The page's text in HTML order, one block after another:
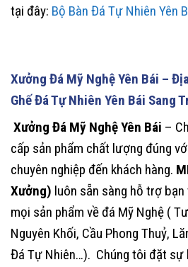
tại đây: Bộ Bàn Đá Tự Nhiên Yên
Xưởng Đá Mỹ Nghệ Yên Bái –
Ghế Đá Tự Nhiên Yên Bái Sang
Xưởng Đá Mỹ Nghệ Yên Bái –
cấp sản phẩm chất lượng đúng
chuyên nghiệp đến khách hàng.
Xưởng) luôn sẵn sàng hỗ trợ
mọi sản phẩm về đá Mỹ Nghệ (
Nguyên Khối, Cầu Phong Thuỷ,
Đá Tự Nhiên…). Chúng tôi đặt sự